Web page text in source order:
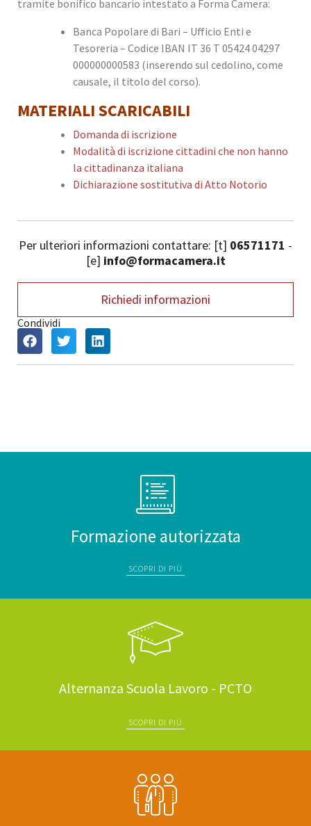
tramite bonifico bancario intestato a Forma Camera:
Banca Popolare di Bari – Ufficio Enti e
Tesoreria – Codice IBAN IT 36 T 05424 04297
000000000583 (inserendo sul cedolino, come
causale, il titolo del corso).
MATERIALI SCARICABILI
Domanda di iscrizione
Modalità di iscrizione cittadini che non hanno
la cittadinanza italiana
Dichiarazione sostitutiva di Atto Notorio
Per ulteriori informazioni contattare: [t] 06571171 -
[e] info@formacamera.it
Richiedi informazioni
Condividi
Formazione autorizzata
SCOPRI DI PIÙ
Alternanza Scuola Lavoro - PCTO
SCOPRI DI PIÙ